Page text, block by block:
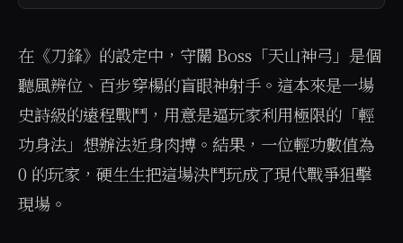
在《刀鋒》的設定中，守關 Boss「天山神弓」是個
聽風辨位、百步穿楊的盲眼神射手。這本來是一場
史詩級的遠程戰鬥，用意是逼玩家利用極限的「輕
功身法」想辦法近身肉搏。結果，一位輕功數值為
0 的玩家，硬生生把這場決鬥玩成了現代戰爭狙擊
現場。